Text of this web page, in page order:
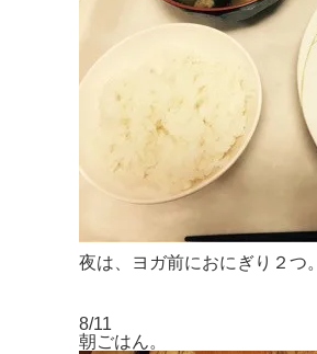
夜は、ヨガ前におにぎり２つ。
8/11
朝ごはん。